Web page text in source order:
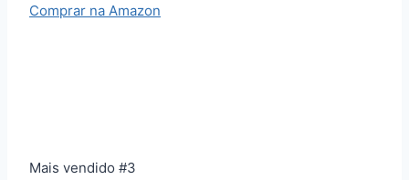
Comprar na Amazon
Mais vendido #3